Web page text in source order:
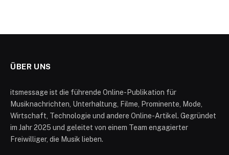
ÜBER UNS
itsmessage ist die führende Online-Publikation für
Musiknachrichten, Unterhaltung, Filme, Prominente, Mode,
Wirtschaft, Technologie und andere Online-Artikel. Gegründet
im Jahr 2025 und geleitet von einem Team engagierter
Freiwilliger, die Musik lieben.